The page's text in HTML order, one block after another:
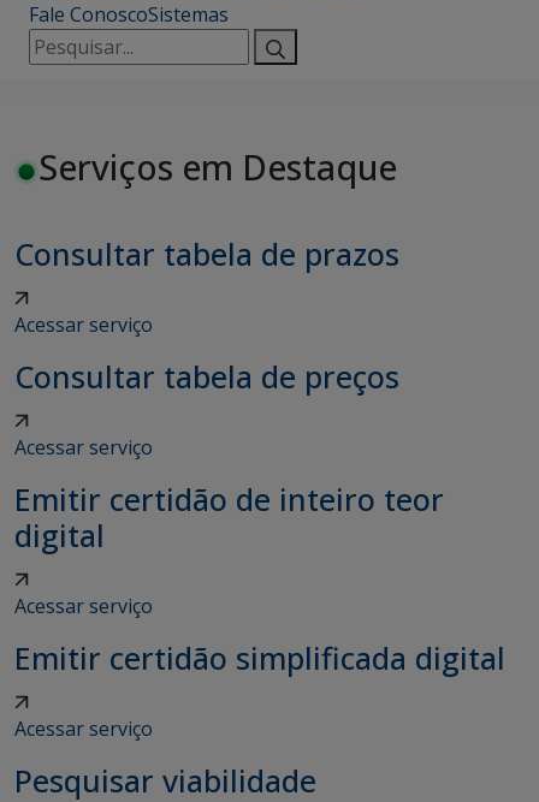
Fale ConoscoSistemas
Pesquisar
por:
Serviços em Destaque
Consultar tabela de prazos
Acessar serviço
Consultar tabela de preços
Acessar serviço
Emitir certidão de inteiro teor
digital
Acessar serviço
Emitir certidão simplificada digital
Acessar serviço
Pesquisar viabilidade